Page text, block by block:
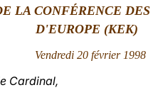
LA CONFÉRENCE DES
D'EUROPE (KEK)
Vendredi 20 février 1998
Cardinal,